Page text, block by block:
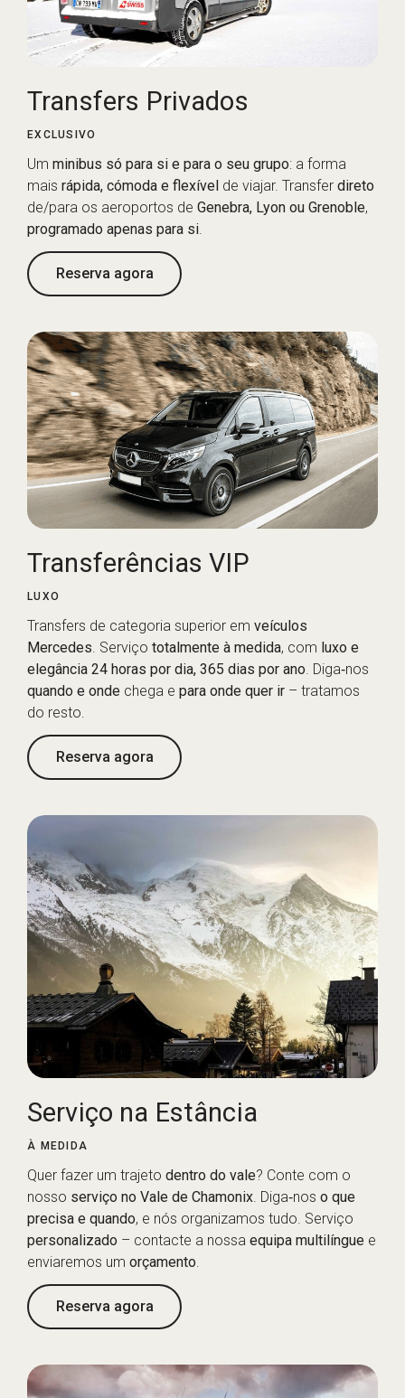
Transfers Privados
EXCLUSIVO
Um minibus só para si e para o seu grupo: a forma
mais rápida, cómoda e flexível de viajar. Transfer direto
de/para os aeroportos de Genebra, Lyon ou Grenoble,
programado apenas para si.
Reserva agora
Transferências VIP
LUXO
Transfers de categoria superior em veículos
Mercedes. Serviço totalmente à medida, com luxo e
elegância 24 horas por dia, 365 dias por ano. Diga‑nos
quando e onde chega e para onde quer ir – tratamos
do resto.
Reserva agora
Serviço na Estância
À MEDIDA
Quer fazer um trajeto dentro do vale? Conte com o
nosso serviço no Vale de Chamonix. Diga‑nos o que
precisa e quando, e nós organizamos tudo. Serviço
personalizado – contacte a nossa equipa multilíngue e
enviaremos um orçamento.
Reserva agora